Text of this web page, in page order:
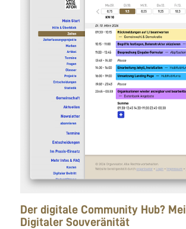
Der digitale Community Hub?
Digitaler Souveränität